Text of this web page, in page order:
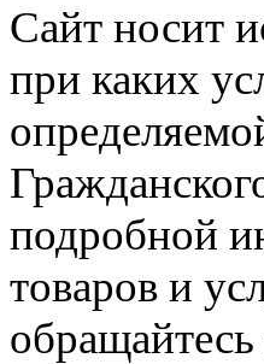
Сайт носит
при каких
подробной
товаров и